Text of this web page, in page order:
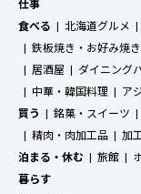
仕事
食べる
北海道グルメ
鉄板焼き・お好み焼
居酒屋
ダイニング
中華・韓国料理
ア
買う
銘菓・スイーツ
精肉・肉加工品
加
泊まる・休む
旅館
暮らす